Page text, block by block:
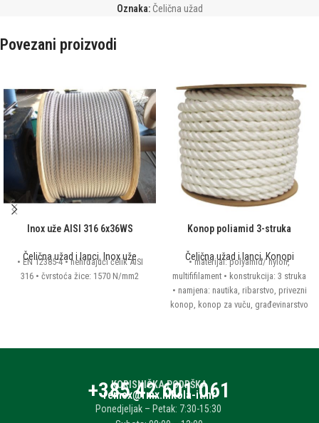
Oznaka: Čelična užad
Povezani proizvodi
Inox uže AISI 316 6x36WS
Čelična užad i lanci, Inox uže
• EN 12385-4 • nehrđajući čelik AISI
316 • čvrstoća žice: 1570 N/mm2
Konop poliamid 3-struka
Čelična užad i lanci,Konopi
• materijal: polyamid/ nylon,
multififilament • konstrukcija: 3 struka
• namjena: nautika, ribarstvo, privezni
konop, konop za vuču, građevinarstvo
KORISNIČKA PODRŠKA
+385 42 601 061
remex@rmx.nikola-it.hr
Ponedjeljak – Petak: 7:30-15:30